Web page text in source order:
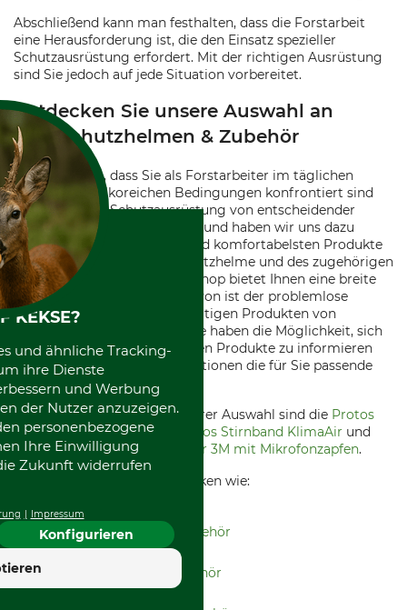
Abschließend kann man festhalten, dass die Forstarbeit
eine Herausforderung ist, die den Einsatz spezieller
Schutzausrüstung erfordert. Mit der richtigen Ausrüstung
sind Sie jedoch auf jede Situation vorbereitet.
Entdecken Sie unsere Auswahl an
Forstschutzhelmen & Zubehör
Wir verstehen, dass Sie als Forstarbeiter im täglichen
Einsatz mit risikoreichen Bedingungen konfrontiert sind
und geeignete Schutzausrüstung von entscheidender
Bedeutung ist. Aus diesem Grund haben wir uns dazu
verpflichtet, die sichersten und komfortabelsten Produkte
zu liefern. Der Kauf Ihrer Schutzhelme und des zugehörigen
Zubehörs in unserem Onlineshop bietet Ihnen eine breite
Palette an Vorteilen. Einer davon ist der problemlose
Zugang zu qualitativ hochwertigen Produkten von
renommierten Herstellern. Sie haben die Möglichkeit, sich
in Ruhe über die verschiedenen Produkte zu informieren
und aus einer Vielzahl von Optionen die für Sie passende
auszuwählen.
Einige der Top-Artikel in unserer Auswahl sind die Protos
Schutzbrille Integral, das Protos Stirnband KlimaAir und
derProtos Funk-Bügelarm für 3M mit Mikrofonzapfen.
Unsere Auswahl umfasst Marken wie:
Peltor Schutzhelme & Co-Zubehör
Kask Schutzhelme & Co-Zubehör
KEKSE?
und ähnliche Tracking-
ihre Dienste
und Werbung
der Nutzer anzuzeigen.
personenbezogene
Ihre Einwilligung
Zukunft widerrufen
Impressum
Konfigurieren